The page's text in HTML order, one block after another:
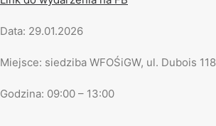
Data: 29.01.2026
Miejsce: siedziba WFOŚiGW, ul. Dubois
Godzina: 09:00 – 13:00